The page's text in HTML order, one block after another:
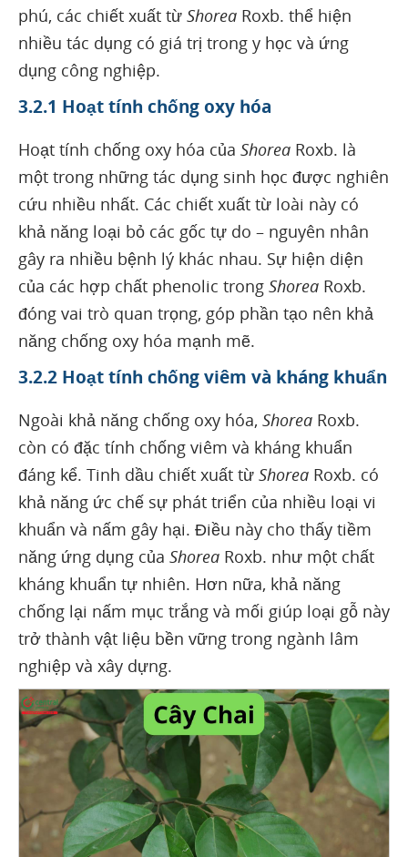
phú, các chiết xuất từ Shorea Roxb. thể hiện
nhiều tác dụng có giá trị trong y học và ứng
dụng công nghiệp.
3.2.1 Hoạt tính chống oxy hóa
Hoạt tính chống oxy hóa của Shorea Roxb. là
một trong những tác dụng sinh học được nghiên
cứu nhiều nhất. Các chiết xuất từ loài này có
khả năng loại bỏ các gốc tự do – nguyên nhân
gây ra nhiều bệnh lý khác nhau. Sự hiện diện
của các hợp chất phenolic trong Shorea Roxb.
đóng vai trò quan trọng, góp phần tạo nên khả
năng chống oxy hóa mạnh mẽ.
3.2.2 Hoạt tính chống viêm và kháng khuẩn
Ngoài khả năng chống oxy hóa, Shorea Roxb.
còn có đặc tính chống viêm và kháng khuẩn
đáng kể. Tinh dầu chiết xuất từ Shorea Roxb. có
khả năng ức chế sự phát triển của nhiều loại vi
khuẩn và nấm gây hại. Điều này cho thấy tiềm
năng ứng dụng của Shorea Roxb. như một chất
kháng khuẩn tự nhiên. Hơn nữa, khả năng
chống lại nấm mục trắng và mối giúp loại gỗ này
trở thành vật liệu bền vững trong ngành lâm
nghiệp và xây dựng.